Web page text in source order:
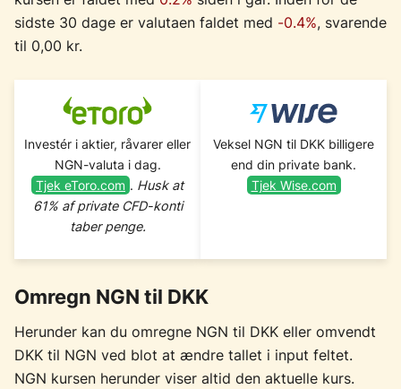
sidste 30 dage er valutaen faldet med -0.4%, svarende
til 0,00 kr.
Investér i aktier, råvarer eller
NGN-valuta i dag.
Tjek eToro.com . Husk at
61% af private CFD-konti
taber penge.
Veksel NGN til DKK billigere
end din private bank.
Tjek Wise.com
Omregn NGN til DKK
Herunder kan du omregne NGN til DKK eller omvendt
DKK til NGN ved blot at ændre tallet i input feltet.
NGN kursen herunder viser altid den aktuelle kurs.